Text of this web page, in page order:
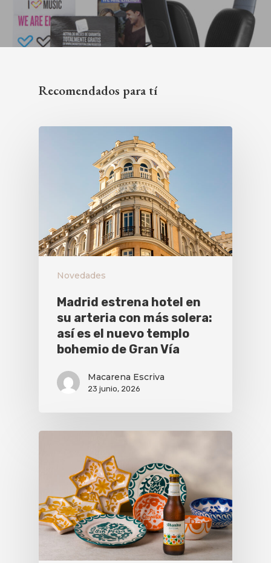
Recomendados para tí
Novedades
Madrid estrena hotel en
su arteria con más solera:
así es el nuevo templo
bohemio de Gran Vía
Macarena Escriva
23 junio, 2026